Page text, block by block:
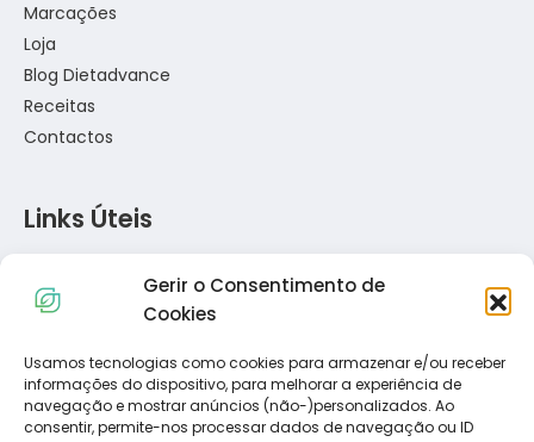
Gerir o Consentimento de
Cookies
Usamos tecnologias como cookies para armazenar e/ou receber
informações do dispositivo, para melhorar a experiência de
navegação e mostrar anúncios (não-)personalizados. Ao
consentir, permite-nos processar dados de navegação ou ID
Marcações
Loja
Blog Dietadvance
Receitas
Contactos
Links Úteis
Política de Cookies
Termos e Condições
Resolução de Conflitos de Consumo
Livro de Reclamações